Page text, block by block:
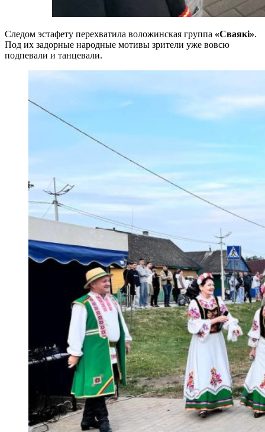
Следом эстафету перехватила воложинская группа «Сваякі».
Под их задорные народные мотивы зрители уже вовсю
подпевали и танцевали.